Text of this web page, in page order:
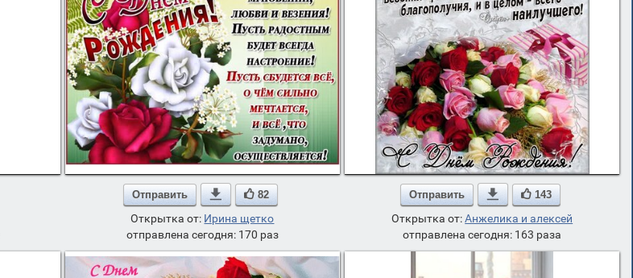
Отправить  82
Открытка от: Ирина щетко
отправлена сегодня: 170 раз
Отправить  143
Открытка от:Анжелика и алексей
отправлена сегодня: 163 раза